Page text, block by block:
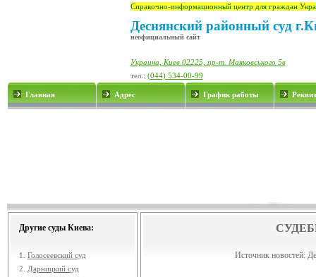
Справочно-информационный центр для граждан
Деснянский районный суд
неофициальный сайт
Украина, Киев 02225, пр-т. Маяковського 5в
тел.: (044) 534-00-99
Главная Адрес График работы
Другие суды Киева:
1. Голосеевский суд
2.
Дарницкий суд
Источник новостей: